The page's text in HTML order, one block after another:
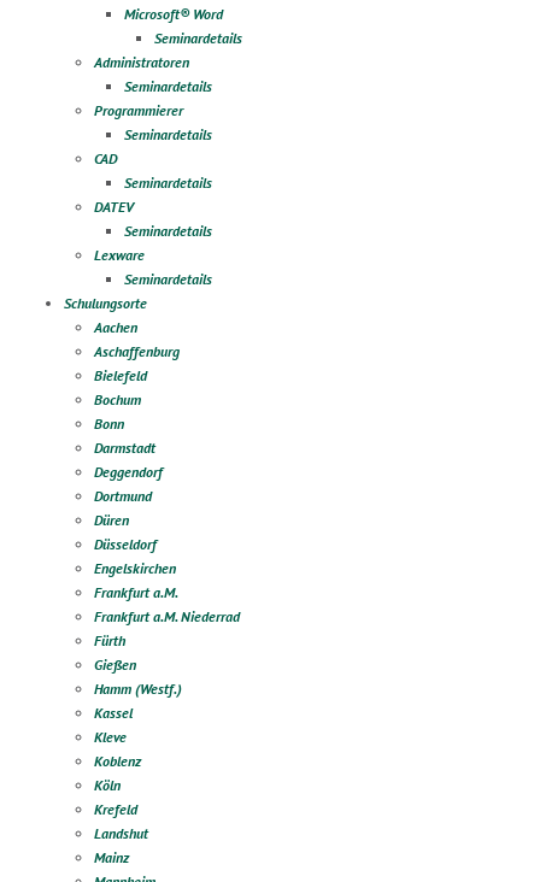
Microsoft® Word
Seminardetails
Administratoren
Seminardetails
Programmierer
Seminardetails
CAD
Seminardetails
DATEV
Seminardetails
Lexware
Seminardetails
Schulungsorte
Aachen
Aschaffenburg
Bielefeld
Bochum
Bonn
Darmstadt
Deggendorf
Dortmund
Düren
Düsseldorf
Engelskirchen
Frankfurt a.M.
Frankfurt a.M. Niederrad
Fürth
Gießen
Hamm (Westf.)
Kassel
Kleve
Koblenz
Köln
Krefeld
Landshut
Mainz